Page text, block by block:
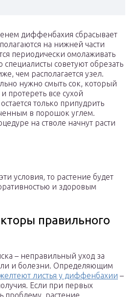
диффенбахия сбрасывает
на нижней части
периодически омолаживать
специалисты советуют обрезать
чем располагается узел.
нужно смыть сок, который
протереть все сухой
только припудрить
в порошок углем.
на стволе начнут расти
условия, то растение будет
и здоровым
правильного
– неправильный уход за
и болезни. Определяющим
листья у диффенбахии –
Если при первых
проблему, растение